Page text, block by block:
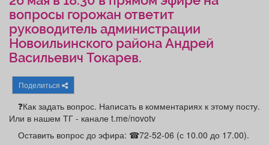
Работа Транспорт
Афиша
вопросы горожан ответит
руководитель администрации
Новоильинского района Андрей
Васильевич Токарев.
Поделиться
❓Как задать вопрос. Написать в комментариях к этому посту.
Или в нашем ТГ - канале t.me/novotv
Оставить вопрос до эфира: ☎72-52-06 (с 10.00 до 17.00).